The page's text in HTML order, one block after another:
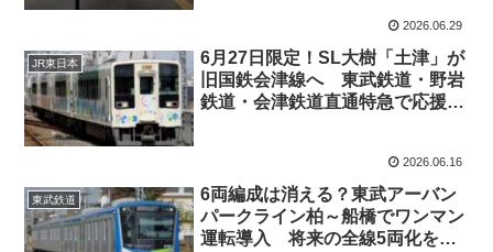
2026.06.29
JR東日本
6月27日限定！SL大樹「土津」が
旧国鉄会津線へ 東武鉄道・野岩
鉄道・会津鉄道直通特急で応援に
2026.06.16
東武鉄道
6両編成は消える？東武アーバン
パークライン柏～船橋でワンマン
運転導入 将来の全線5両化を考